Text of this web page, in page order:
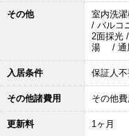
その他
室内洗
/ バルコ
2面採光
湯 / 通
入居条件 保証人
その他諸費用 その他
更新料 1ヶ月